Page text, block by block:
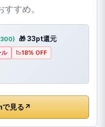
すめ。
🎁 33pt還元
ル
18% OFF
見る ↗